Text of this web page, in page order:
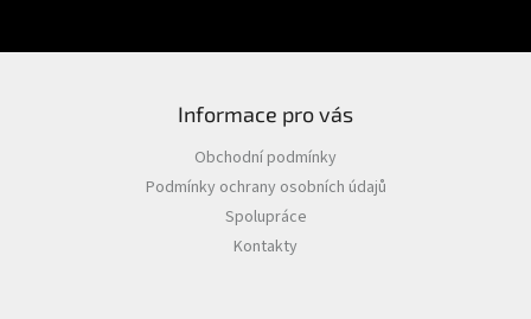
Informace pro vás
Obchodní podmínky
Podmínky ochrany osobních údajů
Spolupráce
Kontakty